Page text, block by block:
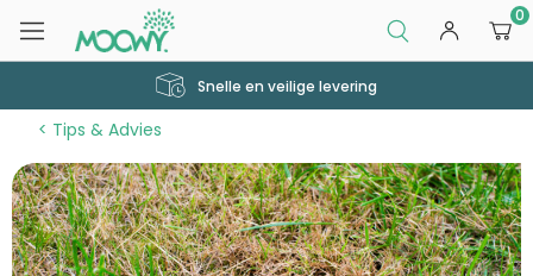
0
Snelle en veilige levering
Tips & Advies